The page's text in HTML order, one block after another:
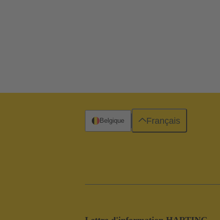
Belgique Français